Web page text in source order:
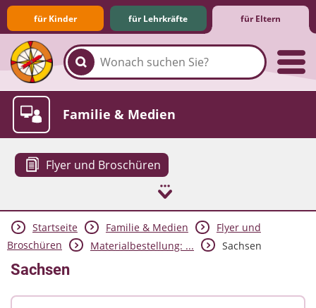
für Kinder für Lehrkräfte für Eltern
Familie & Medien
Flyer und Broschüren
Spieletipps & Lernsoftware
Die Jüngsten im Netz
Lexikon
Aktuelles
Startseite Familie & Medien
Flyer und
Broschüren
Materialbestellung: ... Sachsen
Sachsen